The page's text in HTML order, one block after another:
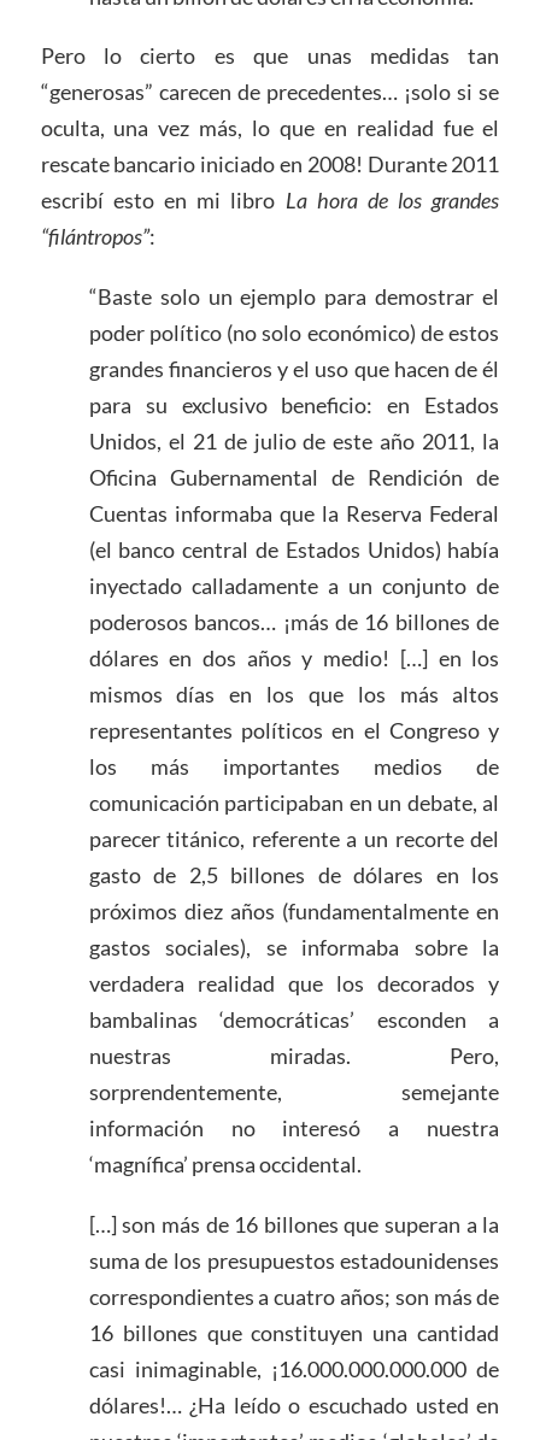
Pero lo cierto es que unas medidas tan
“generosas” carecen de precedentes… ¡solo si se
oculta, una vez más, lo que en realidad fue el
rescate bancario iniciado en 2008! Durante 2011
escribí esto en mi libro La hora de los grandes
“filántropos”:
“Baste solo un ejemplo para demostrar el
poder político (no solo económico) de estos
grandes financieros y el uso que hacen de él
para su exclusivo beneficio: en Estados
Unidos, el 21 de julio de este año 2011, la
Oficina Gubernamental de Rendición de
Cuentas informaba que la Reserva Federal
(el banco central de Estados Unidos) había
inyectado calladamente a un conjunto de
poderosos bancos… ¡más de 16 billones de
dólares en dos años y medio! […] en los
mismos días en los que los más altos
representantes políticos en el Congreso y
los más importantes medios de
comunicación participaban en un debate, al
parecer titánico, referente a un recorte del
gasto de 2,5 billones de dólares en los
próximos diez años (fundamentalmente en
gastos sociales), se informaba sobre la
verdadera realidad que los decorados y
bambalinas ‘democráticas’ esconden a
nuestras miradas. Pero,
sorprendentemente, semejante
información no interesó a nuestra
‘magnífica’ prensa occidental.
[…] son más de 16 billones que superan a la
suma de los presupuestos estadounidenses
correspondientes a cuatro años; son más de
16 billones que constituyen una cantidad
casi inimaginable, ¡16.000.000.000.000 de
dólares!… ¿Ha leído o escuchado usted en